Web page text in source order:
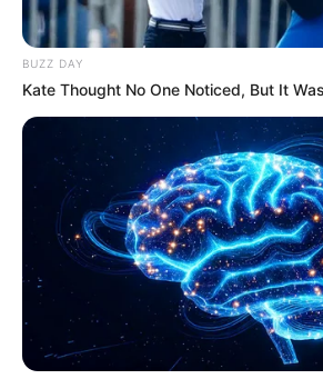
BUZZ DAY
Kate Thought No One Noticed, But It